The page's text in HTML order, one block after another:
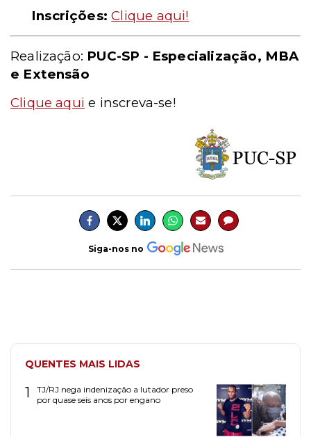
Inscrições: Clique aqui!
Realização: PUC-SP - Especialização, MBA
e Extensão
Clique aqui e inscreva-se!
Siga-nos no
QUENTES MAIS LIDAS
1
TJ/RJ nega indenização a lutador preso
por quase seis anos por engano